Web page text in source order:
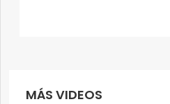
MÁS VIDEOS